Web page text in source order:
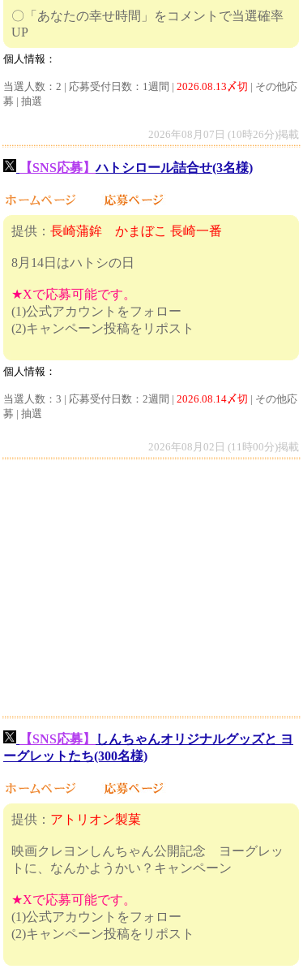
〇「あなたの幸せ時間」をコメントで当選確率
UP
個人情報：
当選人数：2 | 応募受付日数：1週間 | 2026.08.13〆切 | その他応
募 | 抽選
2026年08月07日 (10時26分)掲載
【SNS応募】ハトシロール詰合せ(3名様)
提供： 長崎蒲鉾 かまぼこ 長崎一番
8月14日はハトシの日
★Xで応募可能です。
(1)公式アカウントをフォロー
(2)キャンペーン投稿をリポスト
個人情報：
当選人数：3 | 応募受付日数：2週間 | 2026.08.14〆切 | その他応
募 | 抽選
2026年08月02日 (11時00分)掲載
【SNS応募】
しんちゃんオリジナルグッズと ヨ
ーグレットたち(300名様)
提供： アトリオン製菓
映画クレヨンしんちゃん公開記念 ヨーグレッ
トに、なんかようかい？キャンペーン
★Xで応募可能です。
(1)公式アカウントをフォロー
(2)キャンペーン投稿をリポスト